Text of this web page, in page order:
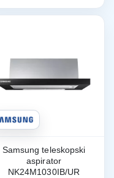
Samsung teleskopski
aspirator
NK24M1030IB/UR